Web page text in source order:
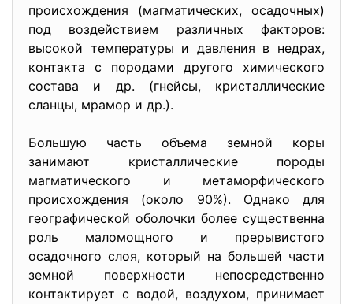
происхождения (магматических, осадочных)
под воздействием различных факторов:
высокой температуры и давления в недрах,
контакта с породами другого химического
состава и др. (гнейсы, кристаллические
сланцы, мрамор и др.).
Большую часть объема земной коры
занимают кристаллические породы
магматического и метаморфического
происхождения (около 90%). Однако для
географической оболочки более существенна
роль маломощного и прерывистого
осадочного слоя, который на большей части
земной поверхности непосредственно
контактирует с водой, воздухом, принимает